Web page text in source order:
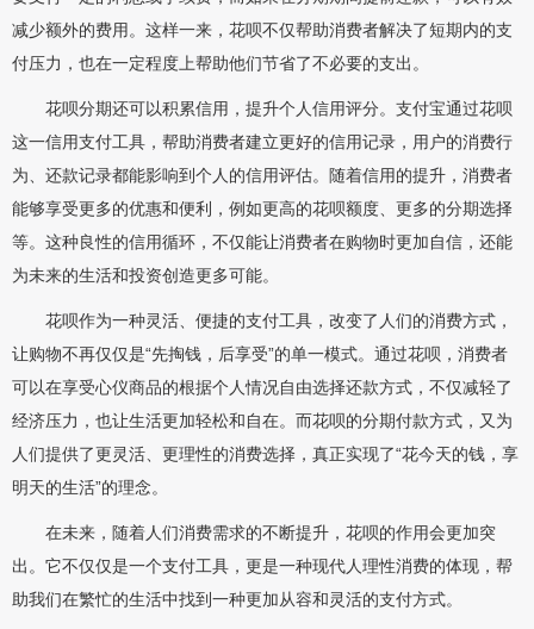
减少额外的费用。这样一来，花呗不仅帮助消费者解决了短期内的支
付压力，也在一定程度上帮助他们节省了不必要的支出。
花呗分期还可以积累信用，提升个人信用评分。支付宝通过花呗
这一信用支付工具，帮助消费者建立更好的信用记录，用户的消费行
为、还款记录都能影响到个人的信用评估。随着信用的提升，消费者
能够享受更多的优惠和便利，例如更高的花呗额度、更多的分期选择
等。这种良性的信用循环，不仅能让消费者在购物时更加自信，还能
为未来的生活和投资创造更多可能。
花呗作为一种灵活、便捷的支付工具，改变了人们的消费方式，
让购物不再仅仅是“先掏钱，后享受”的单一模式。通过花呗，消费者
可以在享受心仪商品的根据个人情况自由选择还款方式，不仅减轻了
经济压力，也让生活更加轻松和自在。而花呗的分期付款方式，又为
人们提供了更灵活、更理性的消费选择，真正实现了“花今天的钱，享
明天的生活”的理念。
在未来，随着人们消费需求的不断提升，花呗的作用会更加突
出。它不仅仅是一个支付工具，更是一种现代人理性消费的体现，帮
助我们在繁忙的生活中找到一种更加从容和灵活的支付方式。